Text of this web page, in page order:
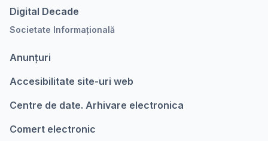
Digital Decade
Societate Informațională
Anunțuri
Accesibilitate site-uri web
Centre de date. Arhivare electronica
Comert electronic